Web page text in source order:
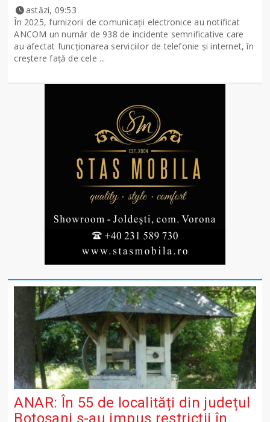
astăzi, 09:53
În 2025, furnizorii de comunicații electronice au notificat
ANCOM un număr de 938 de incidente semnificative care
au afectat funcționarea serviciilor de telefonie și internet, în
creștere față de cele ...
ANAR: În 55 de localități din județul
Botoșani s-au impus restricții în